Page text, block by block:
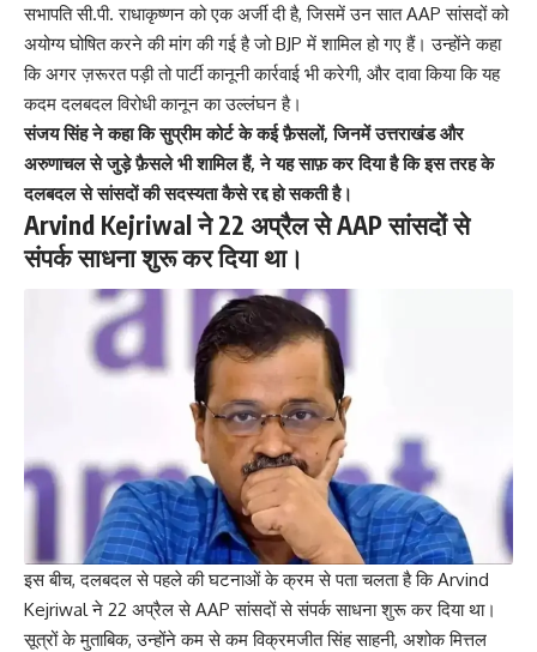
सभापति सी.पी. राधाकृष्णन को एक अर्जी दी है, जिसमें उन सात AAP सांसदों को
अयोग्य घोषित करने की मांग की गई है जोBJPमें शामिल हो गए हैं। उन्होंने कहा
कि अगर ज़रूरत पड़ी तो पार्टी कानूनी कार्रवाई भी करेगी, और दावा किया कि यह
कदम दलबदल विरोधी कानून का उल्लंघन है।
संजय सिंह ने कहा कि सुप्रीम कोर्ट के कई फ़ैसलों, जिनमें उत्तराखंड और
अरुणाचल से जुड़े फ़ैसले भी शामिल हैं, ने यह साफ़ कर दिया है कि इस तरह के
दलबदल से सांसदों की सदस्यता कैसे रद्द हो सकती है।
Arvind Kejriwal ने 22 अप्रैल से AAP सांसदों से
संपर्क साधना शुरू कर दिया था।
इस बीच, दलबदल से पहले की घटनाओं के क्रम से पता चलता है कि Arvind
Kejriwal ने 22 अप्रैल से AAP सांसदों से संपर्क साधना शुरू कर दिया था।
सूत्रों के मुताबिक, उन्होंने कम से कम विक्रमजीत सिंह साहनी, अशोक मित्तल